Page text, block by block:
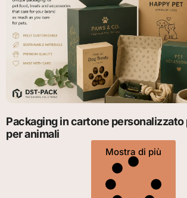
Packaging in cartone
per animali
Mostra di più